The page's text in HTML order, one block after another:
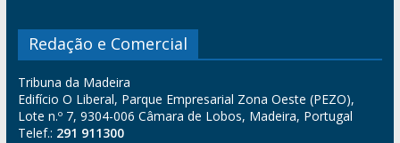
Redação e Comercial
Tribuna da Madeira
Edifício O Liberal, Parque Empresarial Zona Oeste (PEZO),
Lote n.º 7, 9304-006 Câmara de Lobos, Madeira, Portugal
Telef.: 291 911300